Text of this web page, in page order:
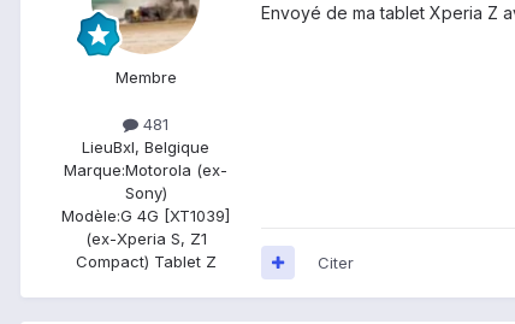
Membre
481
LieuBxl, Belgique
Marque:Motorola (ex-
Sony)
Modèle:G 4G [XT1039]
(ex-Xperia S, Z1
Compact) Tablet Z
Envoyé de ma tablet Xperia Z
Citer